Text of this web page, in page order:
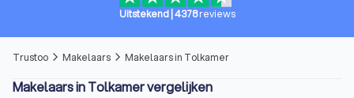
Uitstekend| 4378 reviews
Trustoo arrow_forward_ios Makelaars arrow_forward_ios Makelaars in Tolkamer
Makelaars in Tolkamer vergelijken